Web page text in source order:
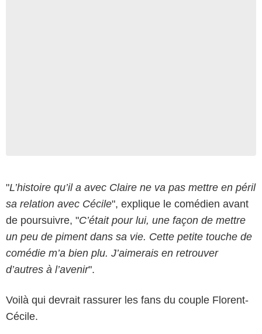
"L’histoire qu’il a avec Claire ne va pas mettre en péril
sa relation avec Cécile", explique le comédien avant
de poursuivre, "C’était pour lui, une façon de mettre
un peu de piment dans sa vie. Cette petite touche de
comédie m’a bien plu. J’aimerais en retrouver
d’autres à l’avenir".
Voilà qui devrait rassurer les fans du couple Florent-
Cécile.